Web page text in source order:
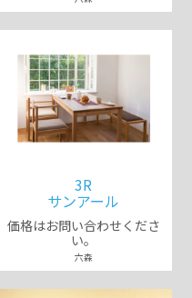
3R
サンアール
価格はお問い合わせくださ
い。
六森